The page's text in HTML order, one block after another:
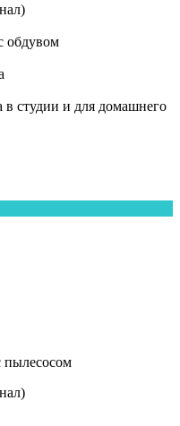
обдувом
в студии и для домашнего
пылесосом